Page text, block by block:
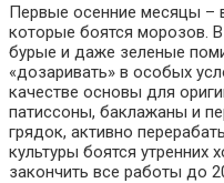
Первые осенние месяцы –
которые боятся морозов.
бурые и даже зеленые
«дозаривать» в особых
качестве основы для
патиссоны, баклажаны и
грядок, активно
культуры боятся утренних
закончить все работы до